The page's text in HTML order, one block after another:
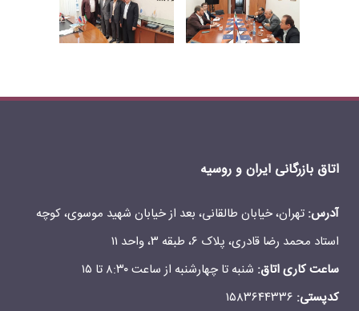
اتاق بازرگانی ایران و روسیه
آدرس: تهران، خیابان طالقانی، بعد از خیابان شهید موسوی، کوچه
استاد محمد رضا قادری، پلاک ۶، طبقه ۳، واحد ۱۱
ساعت کاری اتاق:‌ شنبه تا چهارشنبه از ساعت ۸:۳۰ تا ۱۵
کدپستی: ۱۵۸۳۶۴۴۳۳۶